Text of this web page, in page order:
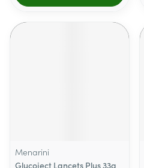
Menarini
Glucoject Lancets Plus 33g